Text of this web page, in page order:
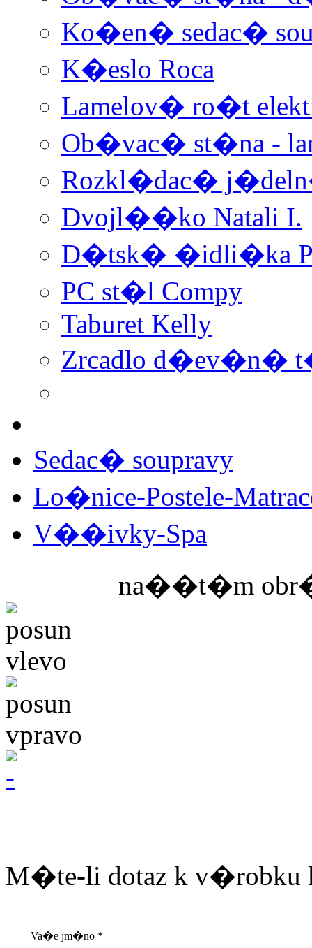
Ko�en� sedac�
K�eslo Roca
Lamelov� ro�t
Ob�vac� st�na -
Rozkl�dac�
Dvojl��ko Natali I.
D�tsk� �idli�ka
PC st�l Compy
Taburet Kelly
Zrcadlo d�ev�n�
Sedac� soupravy
Lo�nice-Postele-
V��ivky-Spa
na��t�m
M�te-li dotaz k v�robku
Va�e jm�no *